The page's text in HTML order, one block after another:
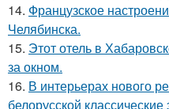
14. Французское
Челябинска.
15. Этот отель в
за окном.
16. В интерьерах нового
белорусской